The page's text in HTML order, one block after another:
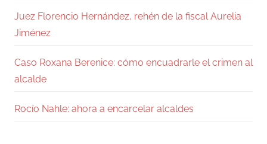
Juez Florencio Hernández, rehén de la fiscal Aurelia
Jiménez
Caso Roxana Berenice: cómo encuadrarle el crimen al
alcalde
Rocío Nahle: ahora a encarcelar alcaldes